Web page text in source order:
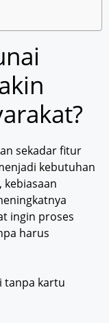
sekadar fitur
kebutuhan
ingin proses
harus
tanpa kartu